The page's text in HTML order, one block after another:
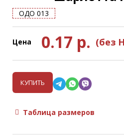
ОДО 013
Цена 0.17 р. (без
КУПИТЬ
Таблица размеров